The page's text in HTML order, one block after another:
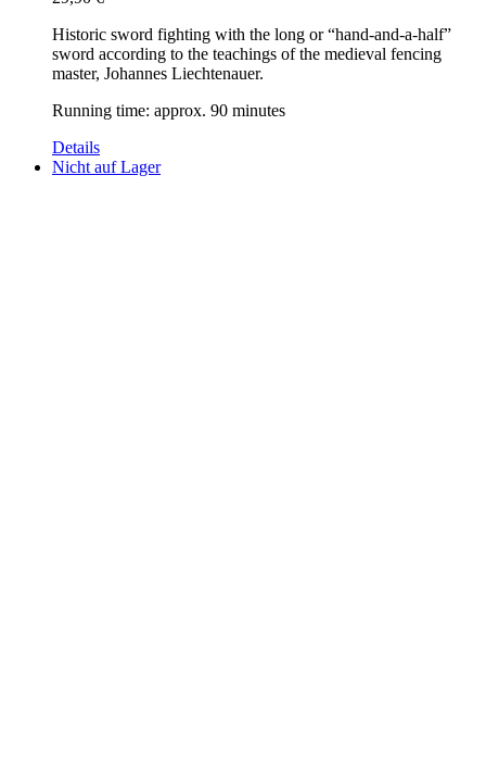
Historic sword fighting with the long or “hand-and-a-half”
sword according to the teachings of the medieval fencing
master, Johannes Liechtenauer.
Running time: approx. 90 minutes
Details
Nicht auf Lager